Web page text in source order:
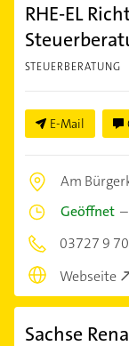
RHE-EL
STEUERBERATUNG
E-Mail
Am
Geöffnet –
03727 9
Webseite
Sachse